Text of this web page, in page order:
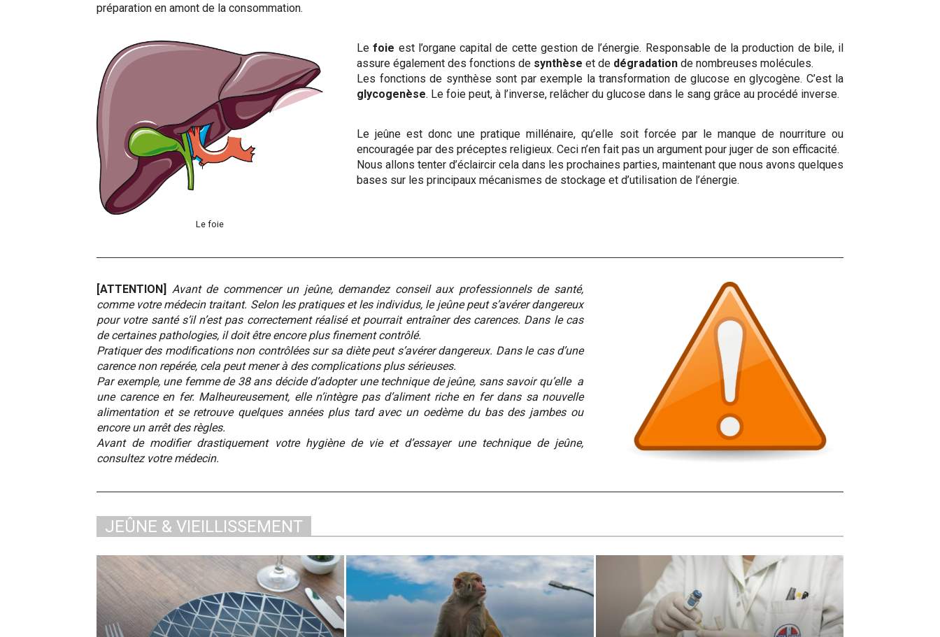
préparation en amont de la consommation.
Le foie
Lefoie est l’organe capital de cette gestion de l’énergie. Responsable de la production de bile, il
assure également des fonctions de synthèse et de dégradation de nombreuses molécules.
Les fonctions de synthèse sont par exemple la transformation de glucose en glycogène. C’est la
glycogenèse. Le foie peut, à l’inverse, relâcher du glucose dans le sang grâce au procédé inverse.
Le jeûne est donc une pratique millénaire, qu’elle soit forcée par le manque de nourriture ou
encouragée par des préceptes religieux. Ceci n’en fait pas un argument pour juger de son efficacité.
Nous allons tenter d’éclaircir cela dans les prochaines parties, maintenant que nous avons quelques
bases sur les principaux mécanismes de stockage et d’utilisation de l’énergie.
[ATTENTION]
Avant de commencer un jeûne, demandez conseil aux professionnels de santé,
comme votre médecin traitant. Selon les pratiques et les individus, le jeûne peut s’avérer dangereux
pour votre santé s’il n’est pas correctement réalisé et pourrait entraîner des carences. Dans le cas
de certaines pathologies, il doit être encore plus finement contrôlé.
Pratiquer des modifications non contrôlées sur sa diète peut s’avérer dangereux. Dans le cas d’une
carence non repérée, cela peut mener à des complications plus sérieuses.
Par exemple, une femme de 38 ans décide d’adopter une technique de jeûne, sans savoir qu’elle a
une carence en fer. Malheureusement, elle n’intègre pas d’aliment riche en fer dans sa nouvelle
alimentation et se retrouve quelques années plus tard avec un oedème du bas des jambes ou
encore un arrêt des règles.
Avant de modifier drastiquement votre hygiène de vie et d’essayer une technique de jeûne,
consultez votre médecin.
JEÛNE & VIEILLISSEMENT